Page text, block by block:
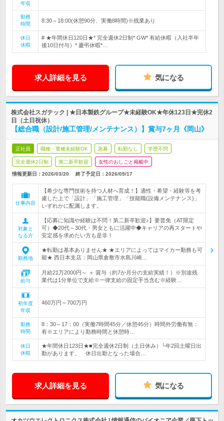
年収
勤務
時間
8:30～18:00(休憩90分、実働8時間)※残業あり
休日
休暇
# ★年間休日120日★* 完全週休2日制* GW* 有給休暇（入社半年
後10日付与）* 慶弔休暇*…
求人詳細を見る 気になる
株式会社スガテック | ★日本製鉄グループ★未経験OK★年休123日★完休2
日（土日祝休）
【総合職（設計/施工管理/メンテナンス）】賞与7ヶ月《岡山》
正社員 職種・業種未経験OK 急募 転勤なし 学歴不問
完全週休2日制 第二新卒歓迎 女性のおしごと掲載中
情報更新日：2026/03/20 終了予定日： 2026/09/17
仕事内容
【希少な専門技術を持つ人材へ育成！】適性・希望・経験等を考
慮した上で「設計」「施工管理」「技能職(設備メンテナンス)」
いずれかに配属します。
対象と
なる方
【応募に知識や経験は不問！第二新卒歓迎♪】要普免（AT限定
可）◆20代～30代・男女ともに活躍中◆キャリアの再スタートや
安定感を求めたい方も是非！
勤務地
★転勤は基本ありません★ ★エリアによってはマイカー勤務も可
能★ 西日本支店：岡山県倉敷市水島川崎…
給与
月給21万2000円～ ＋ 賞与（約7か月分の支給実績！）※別途残
業代は1分単位で支給※一律支給の固定手当含む※経験…
初年度
年収
460万円～700万円
勤務
時間
8：30～17：00（実働7時間45分／休憩45分）時間外労働有無：
有※エリアにより勤務時間と休憩時…
休日
休暇
★年間休日123日★■完全週休2日制（土日休み）└年2回土曜日出
勤があります。 休日出勤となった場合…
求人詳細を見る 気になる